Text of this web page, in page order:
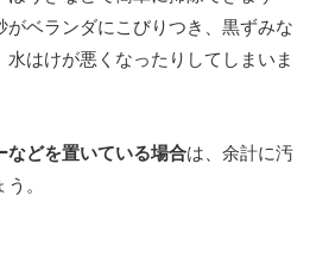
がベランダにこびりつき、黒ずみな
水はけが悪くなったりしてしまいま
などを置いている場合は、余計に汚
。